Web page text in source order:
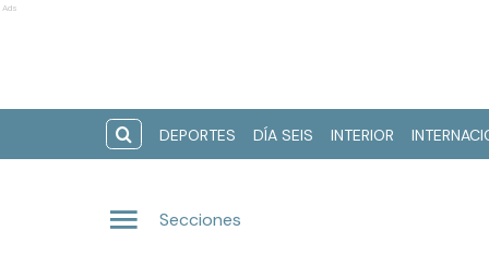
Ads
DEPORTES DÍA SEIS INTERIOR
Secciones